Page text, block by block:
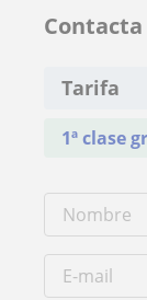
Tarifa
1ª clase